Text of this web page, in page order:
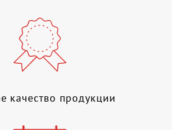
качество продукции